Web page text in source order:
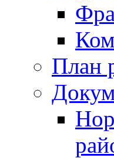
План